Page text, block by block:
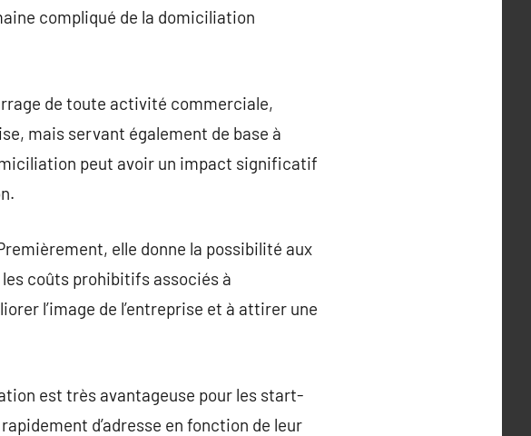
compliqué de la domiciliation
de toute activité commerciale,
mais servant également de base à
peut avoir un impact significatif
elle donne la possibilité aux
coûts prohibitifs associés à
l’image de l’entreprise et à attirer une
est très avantageuse pour les start-
d’adresse en fonction de leur